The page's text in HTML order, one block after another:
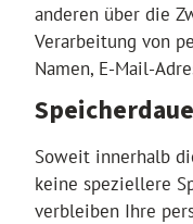
anderen über die
Verarbeitung von
Namen, E-Mail-
Soweit innerhalb
keine speziellere
verbleiben Ihre